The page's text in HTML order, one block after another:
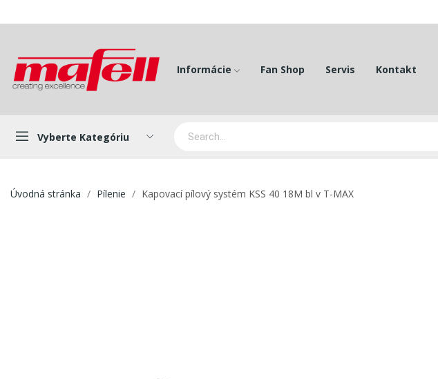
Informácie Fan Shop Servis Kontakt
Vyberte Kategóriu
Úvodná stránka Pílenie Kapovací pílový systém KSS 40 18M bl v T-MAX